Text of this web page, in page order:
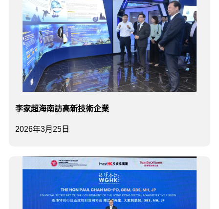
2026年3月25日
李家超海南訪高新技術企業